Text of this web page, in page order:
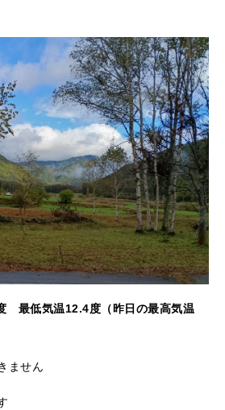
最低気温12.4度（昨日の最高気温
ません